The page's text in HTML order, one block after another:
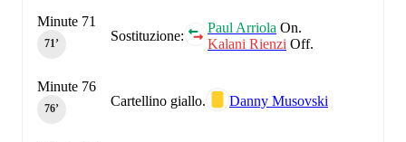
Sostituzione:
Paul Arriola On.
Kalani Rienzi Off.
Minute 71
71‎’‎
Cartellino giallo. Danny Musovski
Minute 76
76‎’‎